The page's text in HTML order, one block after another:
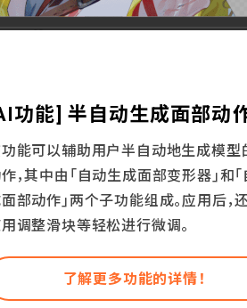
功能] 半自动生成面部动
能可以辅助用户半自动地生成模型
，其中由「自动生成面部变形器」和
部动作」两个子功能组成。应用后，
调整滑块等轻松进行微调。
了解更多功能的详情！